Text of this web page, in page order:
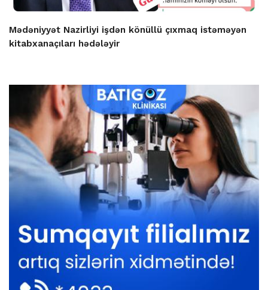
Mədəniyyət Nazirliyi işdən könüllü çıxmaq istəməyən
kitabxanaçıları hədələyir